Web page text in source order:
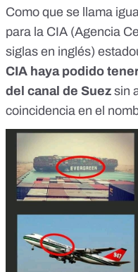
Como que se llama
para la CIA (Agencia
siglas en inglés)
CIA haya podido
del canal de Suez sin
coincidencia en el